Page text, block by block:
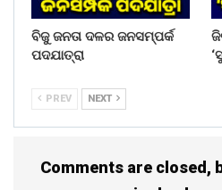
ବିଜୁ ଜନତା ଦଳର ଜନସମ୍ପର୍କ
ପଦଯାତ୍ରା
PREV NEXT
Comments are closed,